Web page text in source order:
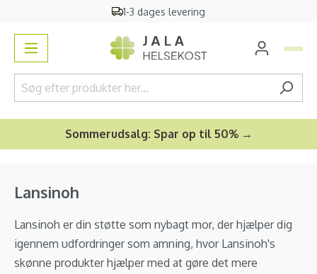
1-3 dages levering
Sommerudsalg: Spar op til 50% →
Lansinoh
Lansinoh er din støtte som nybagt mor, der hjælper dig
igennem udfordringer som amning, hvor Lansinoh's
skønne produkter hjælper med at gøre det mere